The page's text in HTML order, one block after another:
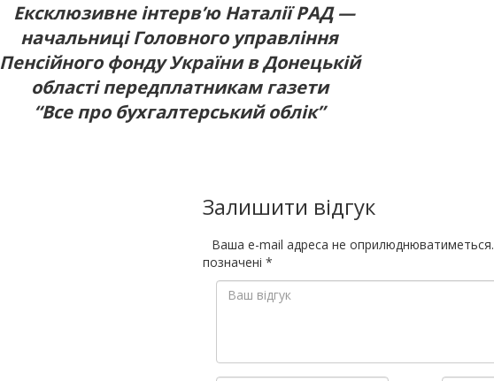
Ексклюзивне інтерв’ю Наталії РАД —
начальниці Головного управління
Пенсійного фонду України в Донецькій
області передплатникам газети
“Все про бухгалтерський облік”
Залишити відгук
Ваша e-mail адреса не оприлюднюватиметься.
позначені *